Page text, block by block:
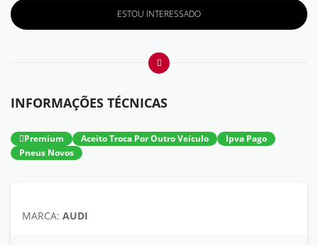
ESTOU INTERESSADO
INFORMAÇÕES TÉCNICAS
Premium Aceito Troca Por Outro Veículo
Ipva Pago
Pneus Novos
MARCA: AUDI